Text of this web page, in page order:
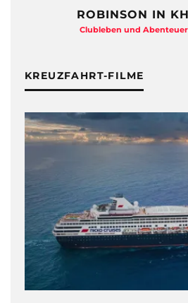
ROBINSON IN
Clubleben und
KREUZFAHRT-FILME